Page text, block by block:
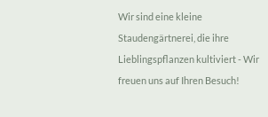
Wir sind eine kleine
Staudengärtnerei, die ihre
Lieblingspflanzen kultiviert - Wir
freuen uns auf Ihren Besuch!